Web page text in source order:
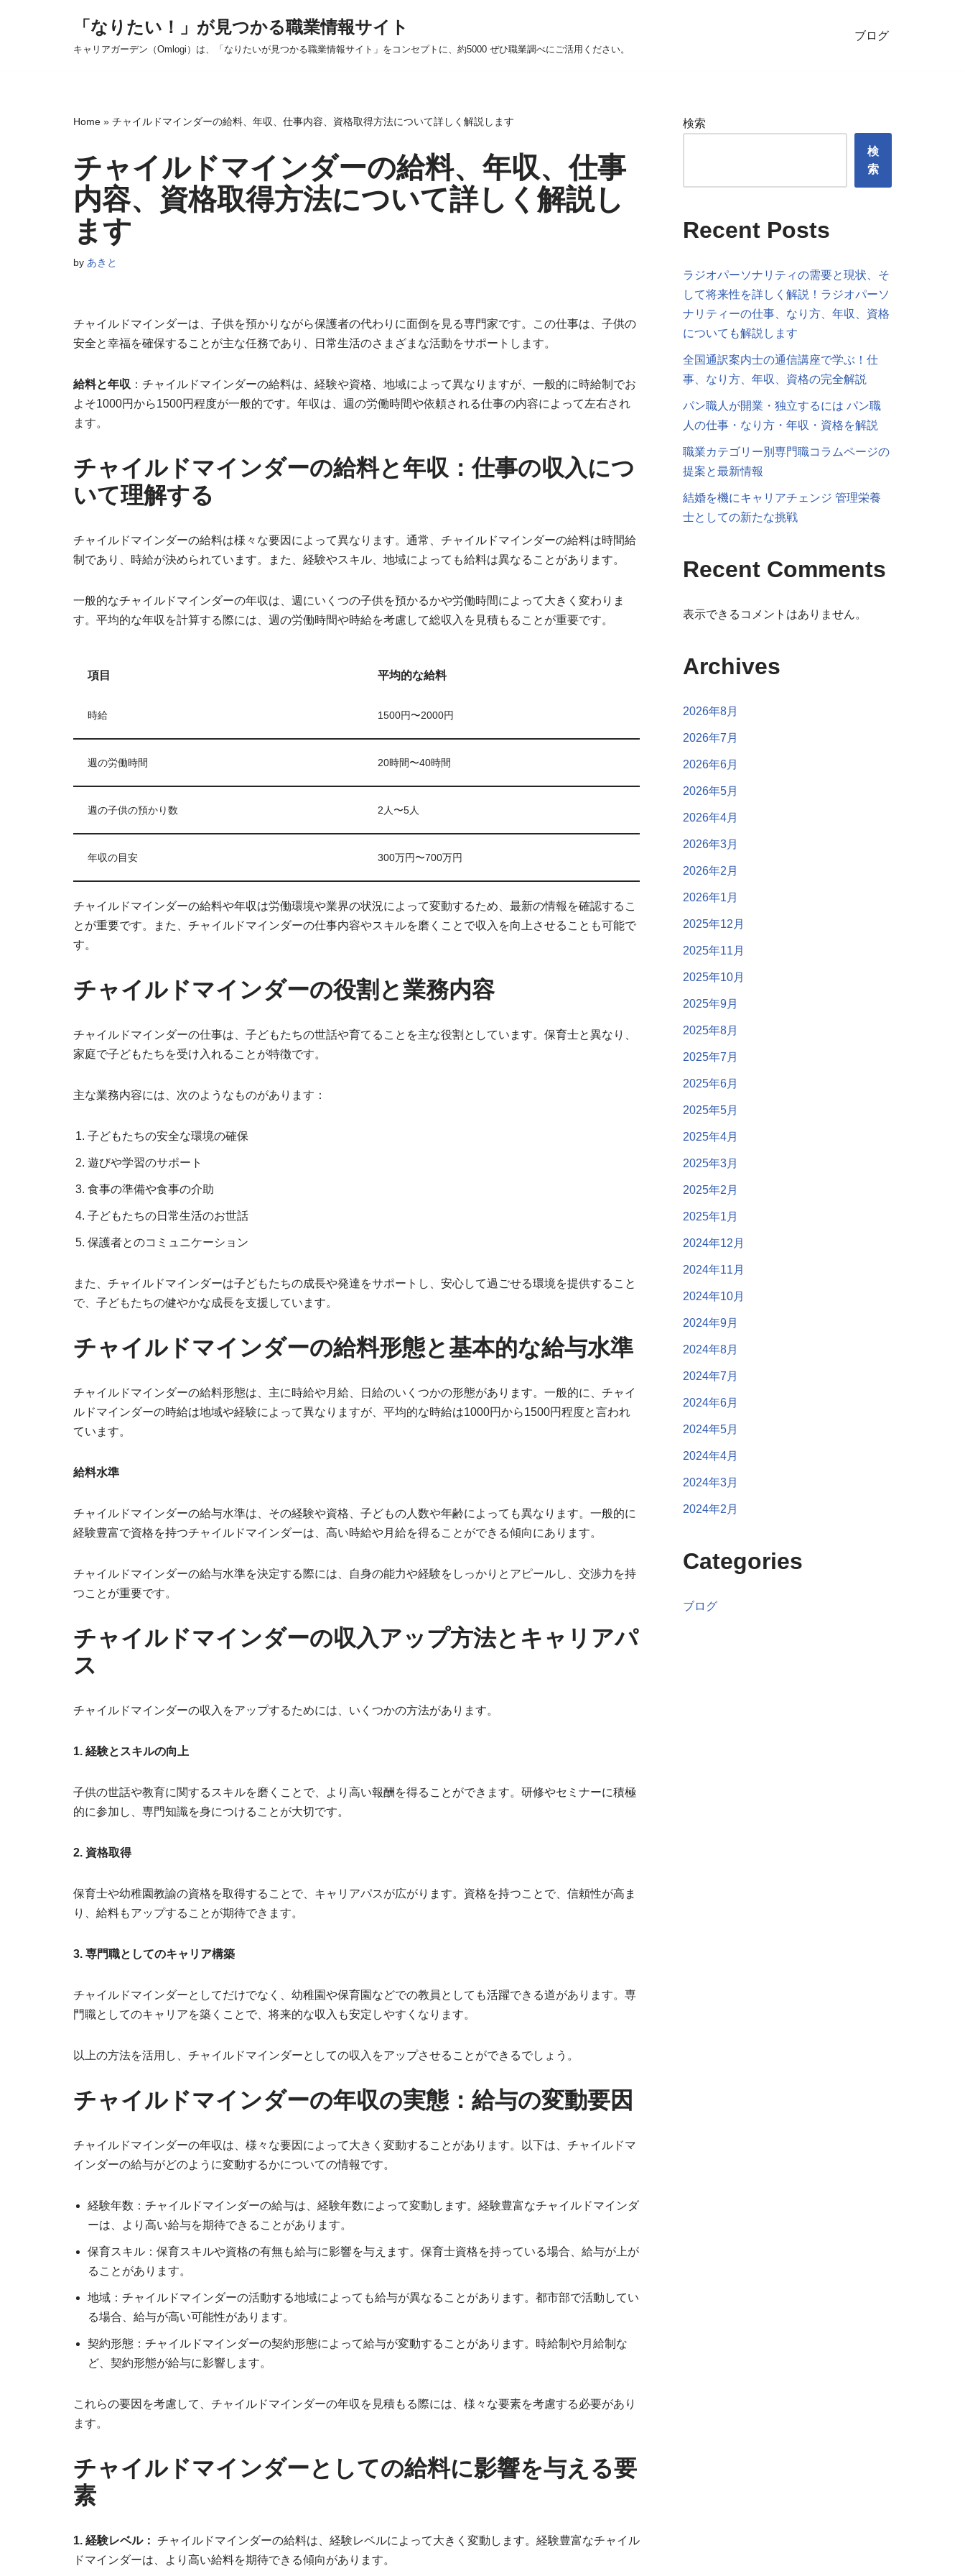
「なりたい！」が見つかる職業情報サイト
キャリアガーデン（Omlogi）は、「なりたいが見つかる職業情報サイト」をコンセプトに、約5000 ぜひ職業調べにご活用ください。
ブログ
Home » チャイルドマインダーの給料、年収、仕事内容、資格取得方法について詳しく解説します
チャイルドマインダーの給料、年収、仕事
内容、資格取得方法について詳しく解説し
ます
by あきと
チャイルドマインダーは、子供を預かりながら保護者の代わりに面倒を見る専門家です。この仕事は、子供の
安全と幸福を確保することが主な任務であり、日常生活のさまざまな活動をサポートします。
給料と年収 ：チャイルドマインダーの給料は、経験や資格、地域によって異なりますが、一般的に時給制でお
よそ1000円から1500円程度が一般的です。年収は、週の労働時間や依頼される仕事の内容によって左右され
ます。
チャイルドマインダーの給料と年収：仕事の収入につ
いて理解する
チャイルドマインダーの給料は様々な要因によって異なります。通常、チャイルドマインダーの給料は時間給
制であり、時給が決められています。また、経験やスキル、地域によっても給料は異なることがあります。
一般的なチャイルドマインダーの年収は、週にいくつの子供を預かるかや労働時間によって大きく変わりま
す。平均的な年収を計算する際には、週の労働時間や時給を考慮して総収入を見積もることが重要です。
項目 平均的な給料
時給 1500円〜2000円
週の労働時間 20時間〜40時間
週の子供の預かり数 2人〜5人
年収の目安 300万円〜700万円
チャイルドマインダーの給料や年収は労働環境や業界の状況によって変動するため、最新の情報を確認するこ
とが重要です。また、チャイルドマインダーの仕事内容やスキルを磨くことで収入を向上させることも可能で
す。
チャイルドマインダーの役割と業務内容
チャイルドマインダーの仕事は、子どもたちの世話や育てることを主な役割としています。保育士と異なり、
家庭で子どもたちを受け入れることが特徴です。
主な業務内容には、次のようなものがあります：
子どもたちの安全な環境の確保
遊びや学習のサポート
食事の準備や食事の介助
子どもたちの日常生活のお世話
保護者とのコミュニケーション
また、チャイルドマインダーは子どもたちの成長や発達をサポートし、安心して過ごせる環境を提供すること
で、子どもたちの健やかな成長を支援しています。
チャイルドマインダーの給料形態と基本的な給与水準
チャイルドマインダーの給料形態は、主に時給や月給、日給のいくつかの形態があります。一般的に、チャイ
ルドマインダーの時給は地域や経験によって異なりますが、平均的な時給は1000円から1500円程度と言われ
ています。
給料水準
チャイルドマインダーの給与水準は、その経験や資格、子どもの人数や年齢によっても異なります。一般的に
経験豊富で資格を持つチャイルドマインダーは、高い時給や月給を得ることができる傾向にあります。
チャイルドマインダーの給与水準を決定する際には、自身の能力や経験をしっかりとアピールし、交渉力を持
つことが重要です。
チャイルドマインダーの収入アップ方法とキャリアパ
ス
チャイルドマインダーの収入をアップするためには、いくつかの方法があります。
1. 経験とスキルの向上
子供の世話や教育に関するスキルを磨くことで、より高い報酬を得ることができます。研修やセミナーに積極
的に参加し、専門知識を身につけることが大切です。
2. 資格取得
保育士や幼稚園教諭の資格を取得することで、キャリアパスが広がります。資格を持つことで、信頼性が高ま
り、給料もアップすることが期待できます。
3. 専門職としてのキャリア構築
チャイルドマインダーとしてだけでなく、幼稚園や保育園などでの教員としても活躍できる道があります。専
門職としてのキャリアを築くことで、将来的な収入も安定しやすくなります。
以上の方法を活用し、チャイルドマインダーとしての収入をアップさせることができるでしょう。
チャイルドマインダーの年収の実態：給与の変動要因
チャイルドマインダーの年収は、様々な要因によって大きく変動することがあります。以下は、チャイルドマ
インダーの給与がどのように変動するかについての情報です。
経験年数：チャイルドマインダーの給与は、経験年数によって変動します。経験豊富なチャイルドマインダ
ーは、より高い給与を期待できることがあります。
保育スキル：保育スキルや資格の有無も給与に影響を与えます。保育士資格を持っている場合、給与が上が
ることがあります。
地域：チャイルドマインダーの活動する地域によっても給与が異なることがあります。都市部で活動してい
る場合、給与が高い可能性があります。
契約形態：チャイルドマインダーの契約形態によって給与が変動することがあります。時給制や月給制な
ど、契約形態が給与に影響します。
これらの要因を考慮して、チャイルドマインダーの年収を見積もる際には、様々な要素を考慮する必要があり
ます。
チャイルドマインダーとしての給料に影響を与える要
素
1. 経験レベル： チャイルドマインダーの給料は、経験レベルによって大きく変動します。経験豊富なチャイル
ドマインダーは、より高い給料を期待できる傾向があります。
検索
検
索
Recent Posts
ラジオパーソナリティの需要と現状、そ
して将来性を詳しく解説！ラジオパーソ
ナリティーの仕事、なり方、年収、資格
についても解説します
全国通訳案内士の通信講座で学ぶ！仕
事、なり方、年収、資格の完全解説
パン職人が開業・独立するには パン職
人の仕事・なり方・年収・資格を解説
職業カテゴリー別専門職コラムページの
提案と最新情報
結婚を機にキャリアチェンジ 管理栄養
士としての新たな挑戦
Recent Comments
表示できるコメントはありません。
Archives
2026年8月
2026年7月
2026年6月
2026年5月
2026年4月
2026年3月
2026年2月
2026年1月
2025年12月
2025年11月
2025年10月
2025年9月
2025年8月
2025年7月
2025年6月
2025年5月
2025年4月
2025年3月
2025年2月
2025年1月
2024年12月
2024年11月
2024年10月
2024年9月
2024年8月
2024年7月
2024年6月
2024年5月
2024年4月
2024年3月
2024年2月
Categories
ブログ